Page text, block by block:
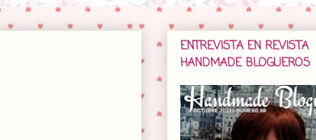
ENTREVISTA EN REVISTA
HANDMADE BLOGUEROS